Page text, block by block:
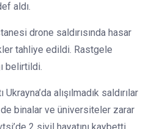
aldı.
drone saldırısında hasar
tahliye edildi. Rastgele
belirtildi.
Ukrayna’da alışılmadık saldırılar
binalar ve üniversiteler zarar